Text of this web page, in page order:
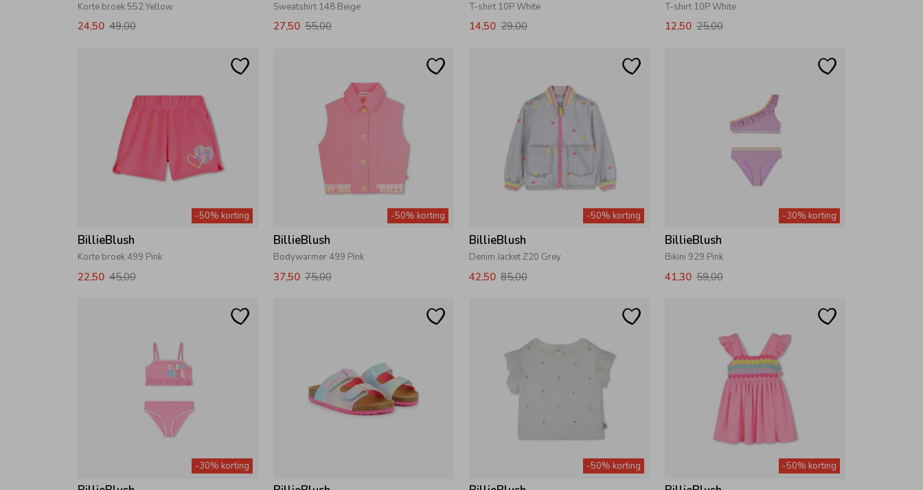
Korte broek 552 Yellow
24,50 49,00
Sweatshirt 148 Beige
27,50 55,00
T-shirt 10P White
14,50 29,00
T-shirt 10P White
12,50 25,00
-50% korting
BillieBlush
Korte broek 499 Pink
22,50 45,00
-50% korting
BillieBlush
Bodywarmer 499 Pink
37,50 75,00
-50% korting
BillieBlush
Denim Jacket Z20 Grey
42,50 85,00
-30% korting
BillieBlush
Bikini 929 Pink
41,30 59,00
-30% korting -50% korting -50% korting